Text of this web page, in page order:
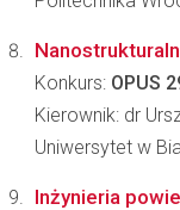
Konkurs: OPUS
Kierownik: dr
Uniwersytet w
Inżynieria